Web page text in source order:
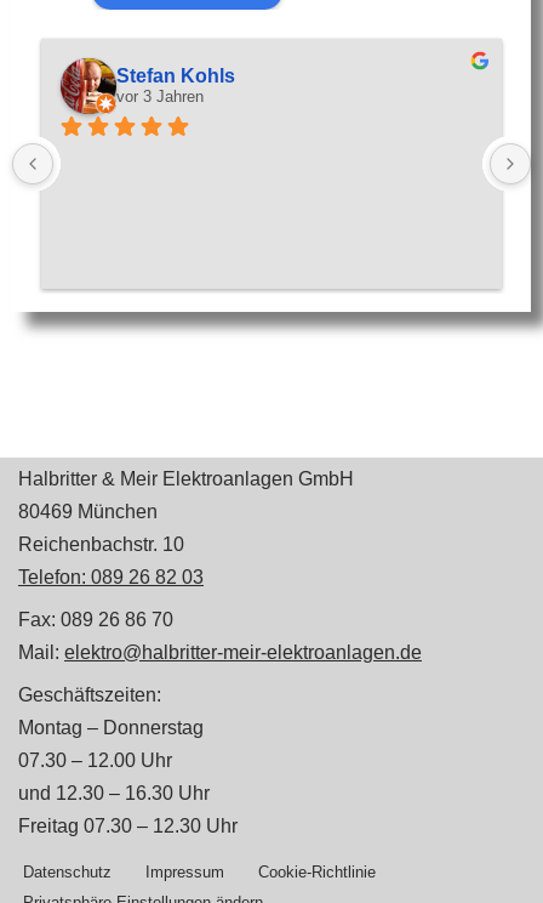
Stefan Kohls
vor 3 Jahren
Halbritter & Meir Elektroanlagen GmbH
80469 München
Reichenbachstr. 10
Telefon: 089 26 82 03
Fax: 089 26 86 70
Mail: elektro@halbritter-meir-elektroanlagen.de
Geschäftszeiten:
Montag – Donnerstag
07.30 – 12.00 Uhr
und 12.30 – 16.30 Uhr
Freitag 07.30 – 12.30 Uhr
Datenschutz Impressum
Cookie-Richtlinie